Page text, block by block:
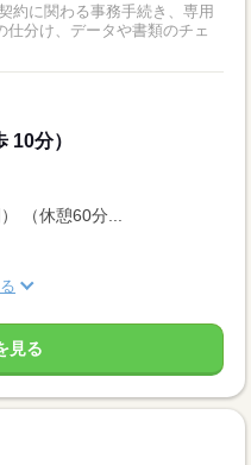
約に関わる事務手続き、専用
仕分け、データや書類のチェ
10分）
（休憩60分...
見る